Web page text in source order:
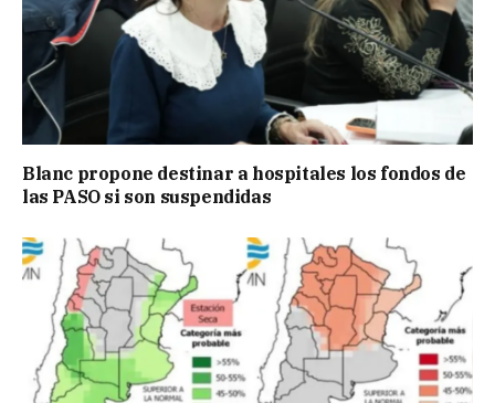
Blanc propone destinar a hospitales los fondos de
las PASO si son suspendidas